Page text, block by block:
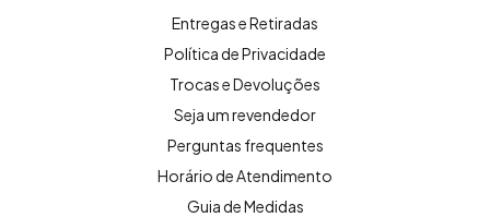
Entregas e Retiradas
Política de Privacidade
Trocas e Devoluções
Seja um revendedor
Perguntas frequentes
Horário de Atendimento
Guia de Medidas